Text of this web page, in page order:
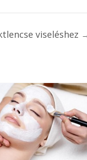
viseléshez